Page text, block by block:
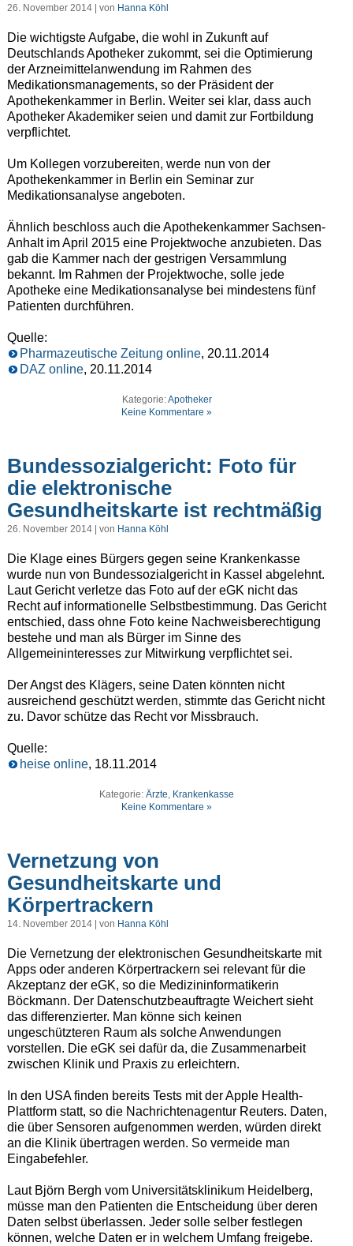
26. November 2014 | von Hanna Köhl
Die wichtigste Aufgabe, die wohl in Zukunft auf
Deutschlands Apotheker zukommt, sei die Optimierung
der Arzneimittelanwendung im Rahmen des
Medikationsmanagements, so der Präsident der
Apothekenkammer in Berlin. Weiter sei klar, dass auch
Apotheker Akademiker seien und damit zur Fortbildung
verpflichtet.
Um Kollegen vorzubereiten, werde nun von der
Apothekenkammer in Berlin ein Seminar zur
Medikationsanalyse angeboten.
Ähnlich beschloss auch die Apothekenkammer Sachsen-
Anhalt im April 2015 eine Projektwoche anzubieten. Das
gab die Kammer nach der gestrigen Versammlung
bekannt. Im Rahmen der Projektwoche, solle jede
Apotheke eine Medikationsanalyse bei mindestens fünf
Patienten durchführen.
Quelle:
Pharmazeutische Zeitung online, 20.11.2014
DAZ online, 20.11.2014
Kategorie:Apotheker
Keine Kommentare »
Bundessozialgericht: Foto für
die elektronische
Gesundheitskarte ist rechtmäßig
26. November 2014 | von Hanna Köhl
Die Klage eines Bürgers gegen seine Krankenkasse
wurde nun von Bundessozialgericht in Kassel abgelehnt.
Laut Gericht verletze das Foto auf der eGK nicht das
Recht auf informationelle Selbstbestimmung. Das Gericht
entschied, dass ohne Foto keine Nachweisberechtigung
bestehe und man als Bürger im Sinne des
Allgemeininteresses zur Mitwirkung verpflichtet sei.
Der Angst des Klägers, seine Daten könnten nicht
ausreichend geschützt werden, stimmte das Gericht nicht
zu. Davor schütze das Recht vor Missbrauch.
Quelle:
heise online, 18.11.2014
Kategorie:Ärzte, Krankenkasse
Keine Kommentare »
Vernetzung von
Gesundheitskarte und
Körpertrackern
14. November 2014 | von Hanna Köhl
Die Vernetzung der elektronischen Gesundheitskarte mit
Apps oder anderen Körpertrackern sei relevant für die
Akzeptanz der eGK, so die Medizininformatikerin
Böckmann. Der Datenschutzbeauftragte Weichert sieht
das differenzierter. Man könne sich keinen
ungeschützteren Raum als solche Anwendungen
vorstellen. Die eGK sei dafür da, die Zusammenarbeit
zwischen Klinik und Praxis zu erleichtern.
In den USA finden bereits Tests mit der Apple Health-
Plattform statt, so die Nachrichtenagentur Reuters. Daten,
die über Sensoren aufgenommen werden, würden direkt
an die Klinik übertragen werden. So vermeide man
Eingabefehler.
Laut Björn Bergh vom Universitätsklinikum Heidelberg,
müsse man den Patienten die Entscheidung über deren
Daten selbst überlassen. Jeder solle selber festlegen
können, welche Daten er in welchem Umfang freigebe.